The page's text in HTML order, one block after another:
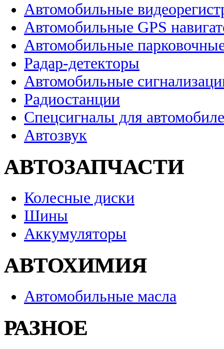
Автомобильные
Автомобильные GPS
Автомобильные
Радар-детекторы
Автомобильные
Радиостанции
Спецсигналы для
Автозвук
АВТОЗАПЧАСТИ
Колесные диски
Шины
Аккумуляторы
АВТОХИМИЯ
Автомобильные масла
РАЗНОЕ